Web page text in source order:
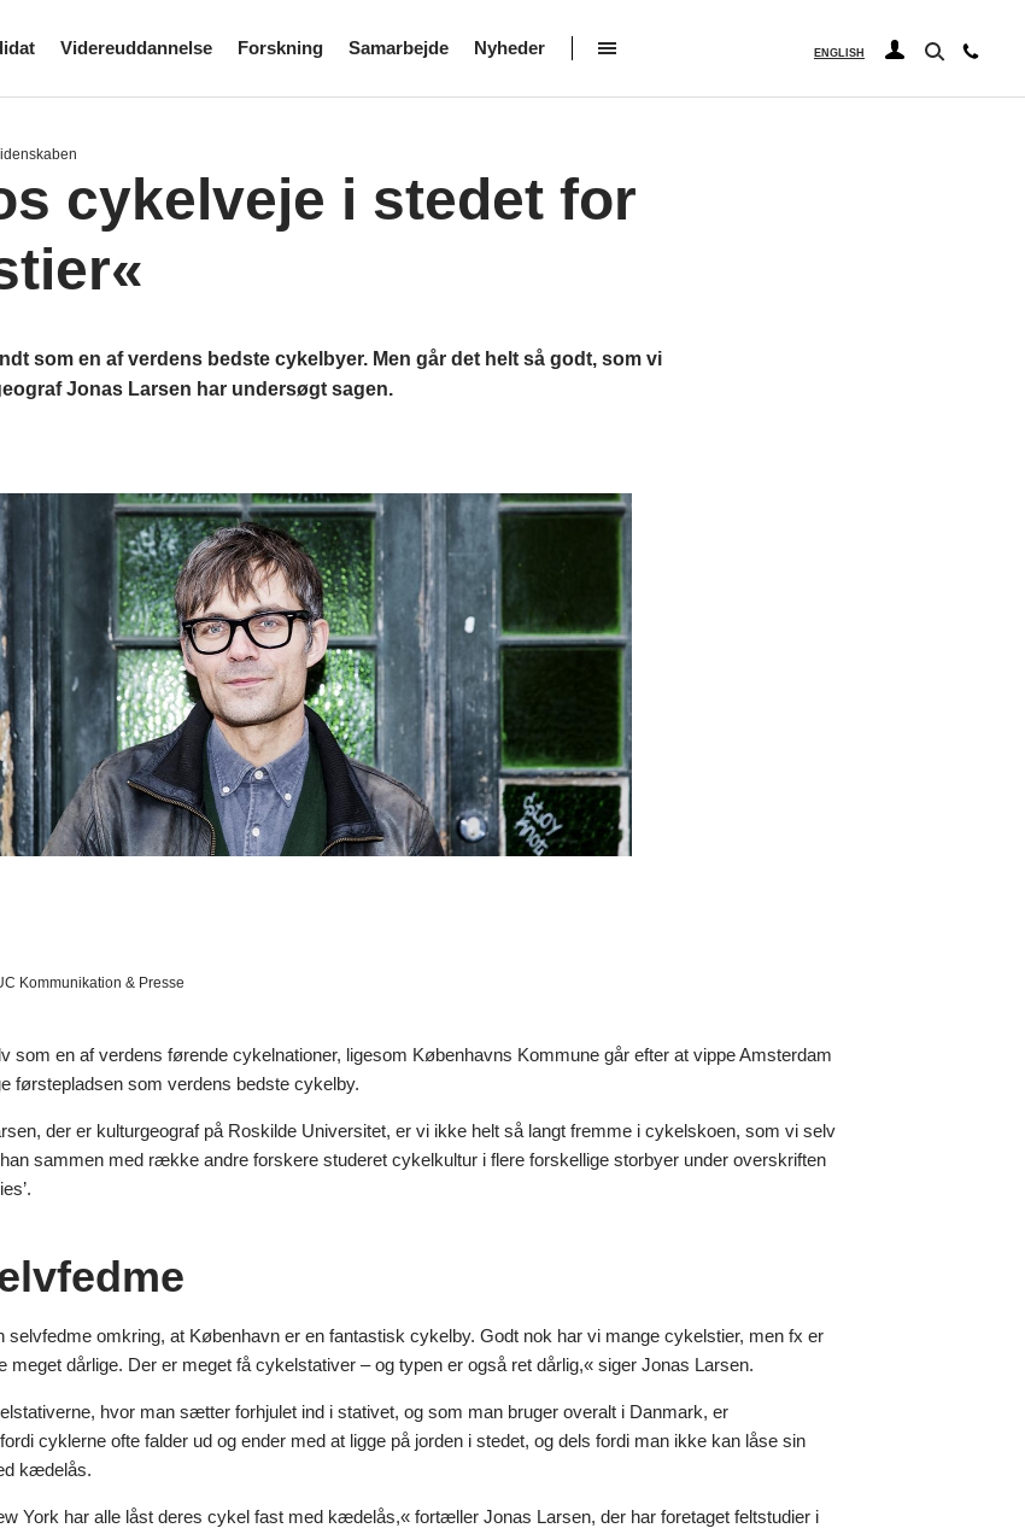
Videreuddannelse Forskning Samarbejde Nyheder ENGLISH
cykelveje i stedet for
som en af verdens bedste cykelbyer. Men går det helt så godt, som vi
Jonas Larsen har undersøgt sagen.
Kommunikation & Presse
som en af verdens førende cykelnationer, ligesom Københavns Kommune går efter at vippe Amsterdam
førstepladsen som verdens bedste cykelby.
der er kulturgeograf på Roskilde Universitet, er vi ikke helt så langt fremme i cykelskoen, som vi selv
sammen med række andre forskere studeret cykelkultur i flere forskellige storbyer under overskriften
selvfedme omkring, at København er en fantastisk cykelby. Godt nok har vi mange cykelstier, men fx er
meget dårlige. Der er meget få cykelstativer – og typen er også ret dårlig,« siger Jonas Larsen.
hvor man sætter forhjulet ind i stativet, og som man bruger overalt i Danmark, er
cyklerne ofte falder ud og ender med at ligge på jorden i stedet, og dels fordi man ikke kan låse sin
kædelås.
York har alle låst deres cykel fast med kædelås,« fortæller Jonas Larsen, der har foretaget feltstudier i